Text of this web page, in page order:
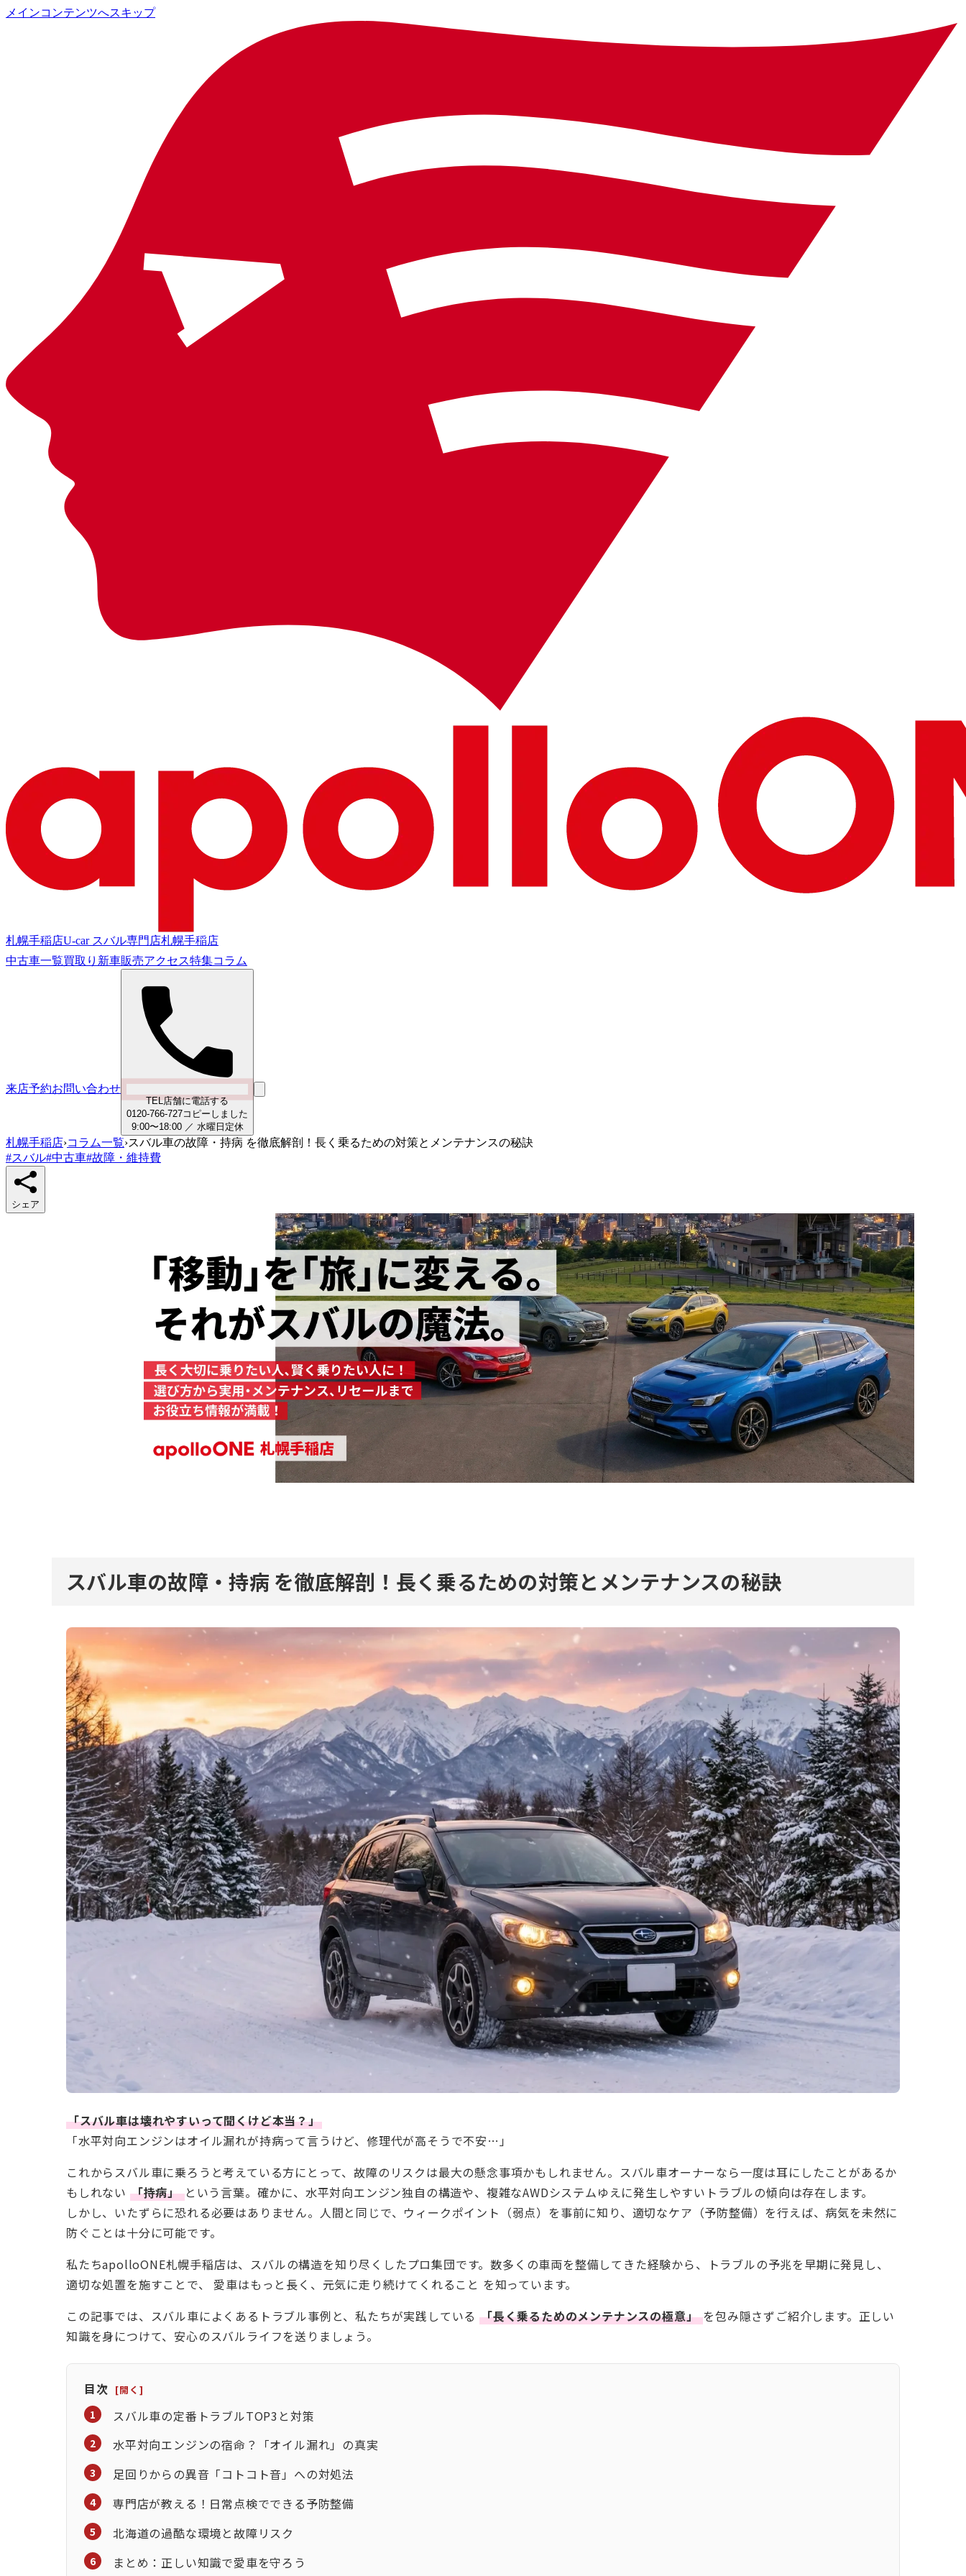
メインコンテンツへスキップ
札幌手稲店U-car スバル専門店札幌手稲店
中古車一覧買取り 新車販売アクセス特集コラム
来店予約お問い合わせ
TEL店舗に電話する
0120-766-727コピーしました
9:00〜18:00／ 水曜日 定休
札幌手稲店›コラム一覧›スバル車の故障・持病 を徹底解剖！長く乗るための対策とメンテナンスの秘訣
#スバル#中古車#故障・維持費
シェア
スバル車の故障・持病 を徹底解剖！長く乗るための対策とメンテナンスの秘訣
「スバル車は壊れやすいって聞くけど本当？」
「水平対向エンジンはオイル漏れが持病って言うけど、修理代が高そうで不安…」
これからスバル車に乗ろうと考えている方にとって、故障のリスクは最大の懸念事項かもしれません。スバル車オーナーなら一度は耳にしたことがあるか
もしれない 「持病」という言葉。確かに、水平対向エンジン独自の構造や、複雑なAWDシステムゆえに発生しやすいトラブルの傾向は存在します。
しかし、いたずらに恐れる必要はありません。人間と同じで、ウィークポイント（弱点）を事前に知り、適切なケア（予防整備）を行えば、病気を未然に
防ぐことは十分に可能です。
私たちapolloONE札幌手稲店は、スバルの構造を知り尽くしたプロ集団です。数多くの車両を整備してきた経験から、トラブルの予兆を早期に発見し、
適切な処置を施すことで、 愛車はもっと長く、元気に走り続けてくれること を知っています。
この記事では、スバル車によくあるトラブル事例と、私たちが実践している 「長く乗るためのメンテナンスの極意」を包み隠さずご紹介します。正しい
知識を身につけて、安心のスバルライフを送りましょう。
目次
スバル車の定番トラブルTOP3と対策
水平対向エンジンの宿命？「オイル漏れ」の真実
足回りからの異音「コトコト音」への対処法
専門店が教える！日常点検でできる予防整備
北海道の過酷な環境と故障リスク
まとめ：正しい知識で愛車を守ろう